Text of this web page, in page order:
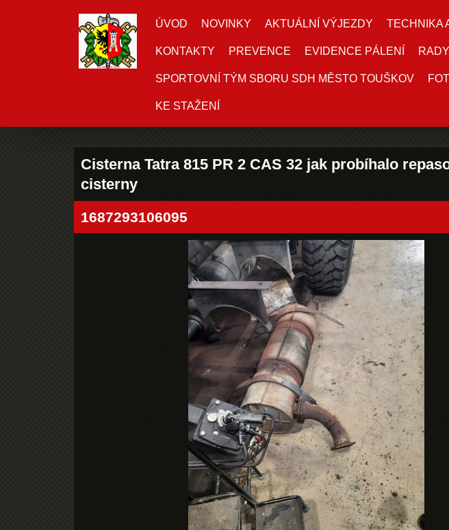
ÚVOD NOVINKY AKTUÁLNÍ VÝJEZDY TECHNIKA
KONTAKTY PREVENCE EVIDENCE PÁLENÍ
SPORTOVNÍ TÝM SBORU SDH MĚSTO TOUŠKOV
KE STAŽENÍ
Cisterna Tatra 815 PR 2 CAS 32 jak probíhalo
cisterny
1687293106095